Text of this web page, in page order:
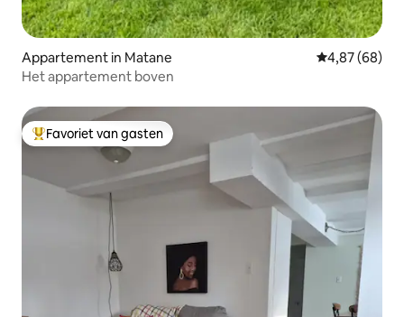
Appartement in Matane Gemiddelde
4,87 (68)
Het appartement boven
Topfavoriet van gasten
Favoriet van gasten